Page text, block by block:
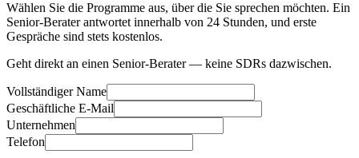
Wählen Sie die Programme aus, über die Sie sprechen möchten. Ein
Senior-Berater antwortet innerhalb von 24 Stunden, und erste
Gespräche sind stets kostenlos.
Geht direkt an einen Senior-Berater — keine SDRs dazwischen.
Vollständiger Name
Geschäftliche E-Mail
Unternehmen
Telefon